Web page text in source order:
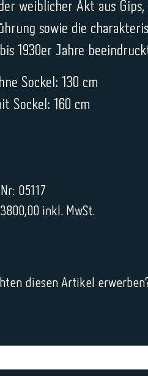
weiblicher Akt aus
sowie die
bis 1930er Jahre
Sockel: 130 cm
Sockel: 160 cm
05117
inkl. MwSt.
diesen Artikel